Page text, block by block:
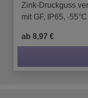
Zink-Druckguss
mit GF, IP65, -
ab 8,97 €